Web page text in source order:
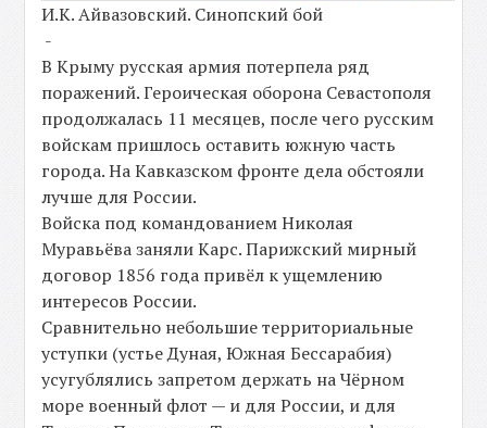
И.К. Айвазовский. Синопский бой
-
В Крыму русская армия потерпела ряд
поражений. Героическая оборона Севастополя
продолжалась 11 месяцев, после чего русским
войскам пришлось оставить южную часть
города. На Кавказском фронте дела обстояли
лучше для России.
Войска под командованием Николая
Муравьёва заняли Карс. Парижский мирный
договор 1856 года привёл к ущемлению
интересов России.
Сравнительно небольшие территориальные
уступки (устье Дуная, Южная Бессарабия)
усугублялись запретом держать на Чёрном
море военный флот — и для России, и для